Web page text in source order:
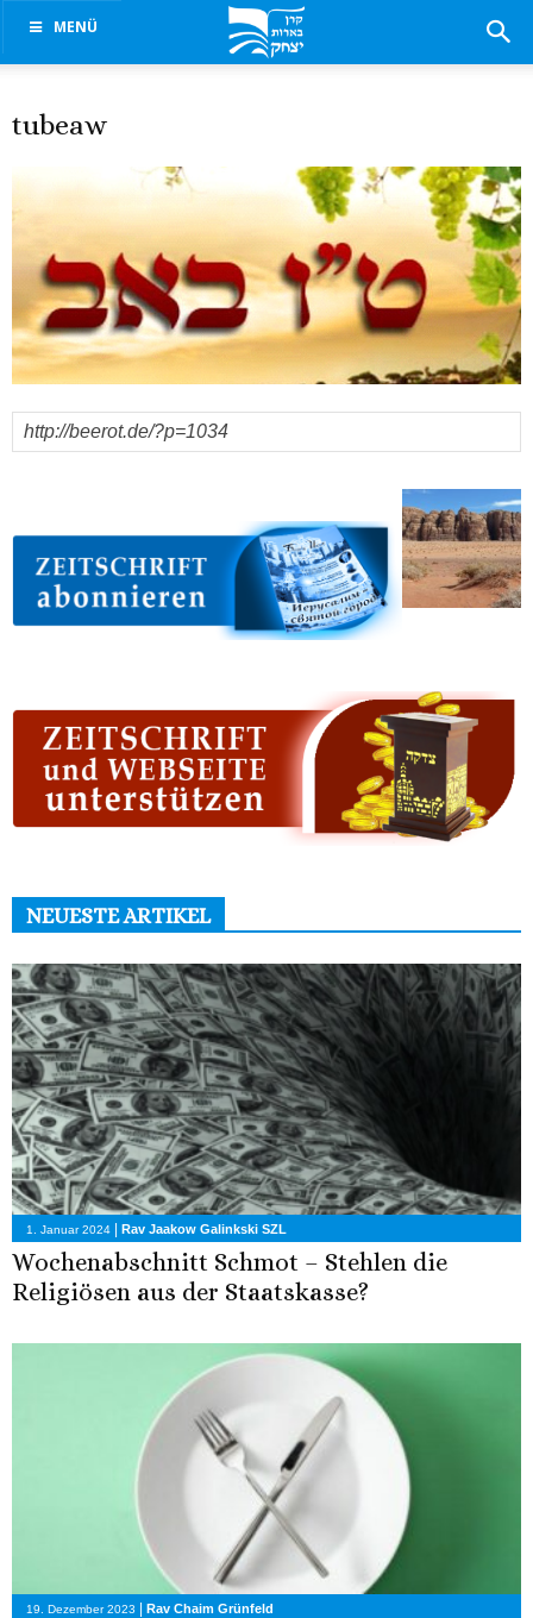
MENÜ
tubeaw
NEUESTE ARTIKEL
1. Januar 2024 Rav Jaakow Galinkski SZL
Wochenabschnitt Schmot – Stehlen die
Religiösen aus der Staatskasse?
19. Dezember 2023 Rav Chaim Grünfeld